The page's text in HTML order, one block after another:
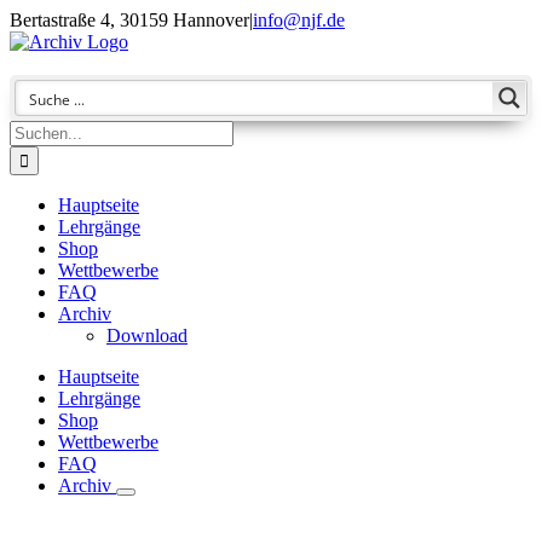
Zum
Inhalt
Bertastraße 4, 30159 Hannover|info@njf.de
Facebook
Instagram
YouTube
E-
Suche
nach:
Hauptseite
Lehrgänge
Shop
Wettbewerbe
FAQ
Archiv
Download
Hauptseite
Lehrgänge
Shop
Wettbewerbe
FAQ
Archiv